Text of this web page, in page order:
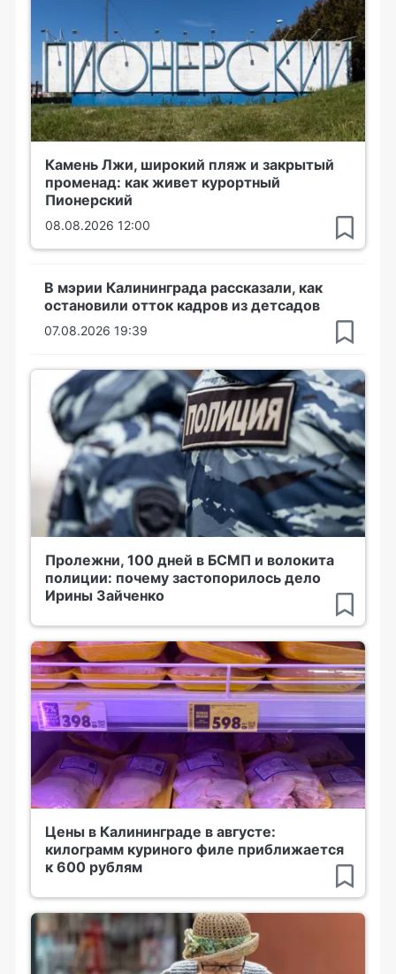
Камень Лжи, широкий пляж и закрытый
променад: как живет курортный
Пионерский
08.08.2026 12:00
В мэрии Калининграда рассказали, как
остановили отток кадров из детсадов
07.08.2026 19:39
Пролежни, 100 дней в БСМП и волокита
полиции: почему застопорилось дело
Ирины Зайченко
Цены в Калининграде в августе:
килограмм куриного филе приближается
к 600 рублям